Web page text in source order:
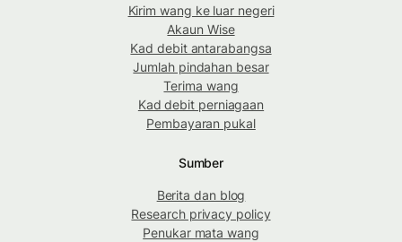
Kirim wang ke luar negeri
Akaun Wise
Kad debit antarabangsa
Jumlah pindahan besar
Terima wang
Kad debit perniagaan
Pembayaran pukal
Sumber
Berita dan blog
Research privacy policy
Penukar mata wang